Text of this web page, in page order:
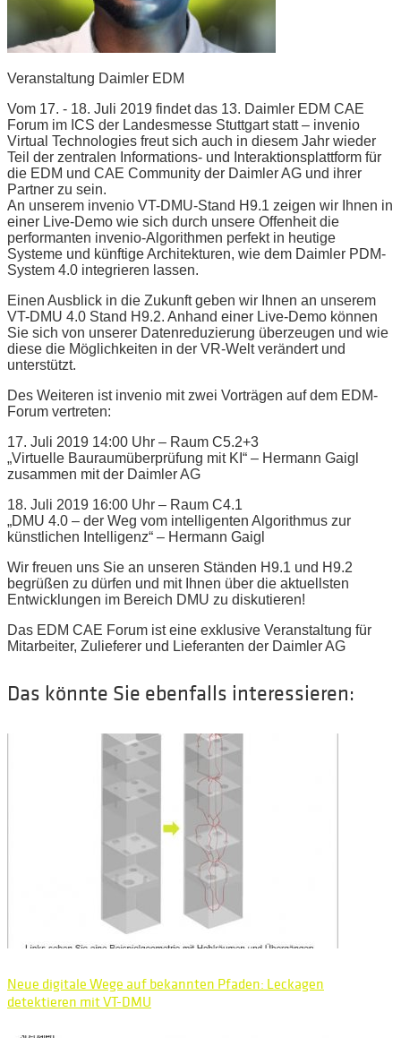
Veranstaltung Daimler EDM
Vom 17. - 18. Juli 2019 findet das 13. Daimler EDM CAE
Forum im ICS der Landesmesse Stuttgart statt – invenio
Virtual Technologies freut sich auch in diesem Jahr wieder
Teil der zentralen Informations- und Interaktionsplattform für
die EDM und CAE Community der Daimler AG und ihrer
Partner zu sein.
An unserem invenio VT-DMU-Stand H9.1 zeigen wir Ihnen in
einer Live-Demo wie sich durch unsere Offenheit die
performanten invenio-Algorithmen perfekt in heutige
Systeme und künftige Architekturen, wie dem Daimler PDM-
System 4.0 integrieren lassen.
Einen Ausblick in die Zukunft geben wir Ihnen an unserem
VT-DMU 4.0 Stand H9.2. Anhand einer Live-Demo können
Sie sich von unserer Datenreduzierung überzeugen und wie
diese die Möglichkeiten in der VR-Welt verändert und
unterstützt.
Des Weiteren ist invenio mit zwei Vorträgen auf dem EDM-
Forum vertreten:
17. Juli 2019 14:00 Uhr – Raum C5.2+3
„Virtuelle Bauraumüberprüfung mit KI“ – Hermann Gaigl
zusammen mit der Daimler AG
18. Juli 2019 16:00 Uhr – Raum C4.1
„DMU 4.0 – der Weg vom intelligenten Algorithmus zur
künstlichen Intelligenz“ – Hermann Gaigl
Wir freuen uns Sie an unseren Ständen H9.1 und H9.2
begrüßen zu dürfen und mit Ihnen über die aktuellsten
Entwicklungen im Bereich DMU zu diskutieren!
Das EDM CAE Forum ist eine exklusive Veranstaltung für
Mitarbeiter, Zulieferer und Lieferanten der Daimler AG
Das könnte Sie ebenfalls interessieren:
Neue digitale Wege auf bekannten Pfaden: Leckagen
detektieren mit VT-DMU